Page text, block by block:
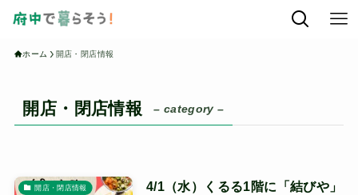
ホーム 開店・閉店情報
開店・閉店情報 – category –
開店・閉店情報
4/1（水）くるる1階に「結びや」